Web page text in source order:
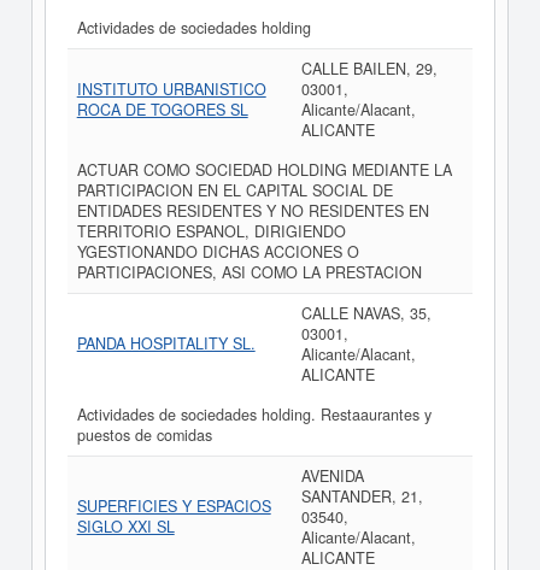
Actividades de sociedades holding
INSTITUTO URBANISTICO
ROCA DE TOGORES SL
CALLE BAILEN, 29,
03001,
Alicante/Alacant,
ALICANTE
ACTUAR COMO SOCIEDAD HOLDING MEDIANTE LA
PARTICIPACION EN EL CAPITAL SOCIAL DE
ENTIDADES RESIDENTES Y NO RESIDENTES EN
TERRITORIO ESPANOL, DIRIGIENDO
YGESTIONANDO DICHAS ACCIONES O
PARTICIPACIONES, ASI COMO LA PRESTACION
PANDA HOSPITALITY SL.
CALLE NAVAS, 35,
03001,
Alicante/Alacant,
ALICANTE
Actividades de sociedades holding. Restaaurantes y
puestos de comidas
SUPERFICIES Y ESPACIOS
SIGLO XXI SL
AVENIDA
SANTANDER, 21,
03540,
Alicante/Alacant,
ALICANTE